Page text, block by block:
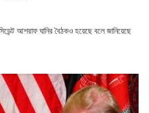
আশরাফ ঘানির বৈঠকও হয়েছে বলে জানিয়েছে